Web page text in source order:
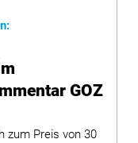
GOZ
zum Preis von 30